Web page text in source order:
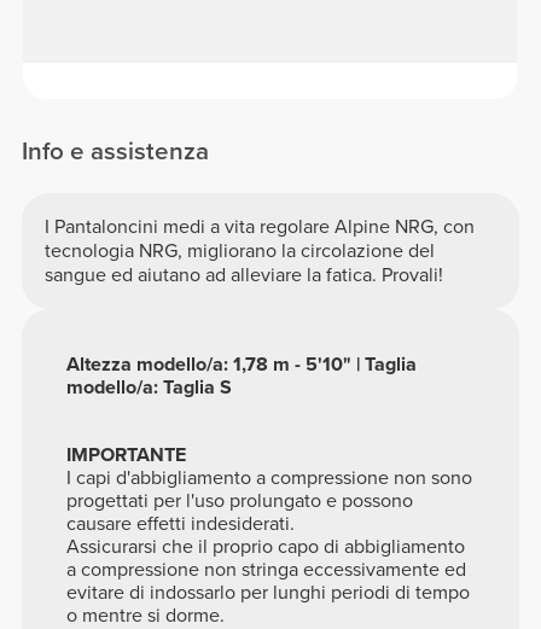
Info e assistenza
I Pantaloncini medi a vita regolare Alpine NRG, con
tecnologia NRG, migliorano la circolazione del
sangue ed aiutano ad alleviare la fatica. Provali!
IMPORTANTE
I capi d'abbigliamento a compressione non sono
progettati per l'uso prolungato e possono
causare effetti indesiderati.
Assicurarsi che il proprio capo di abbigliamento
a compressione non stringa eccessivamente ed
evitare di indossarlo per lunghi periodi di tempo
o mentre si dorme.
Altezza modello/a: 1,78 m - 5'10" | Taglia
modello/a: Taglia S